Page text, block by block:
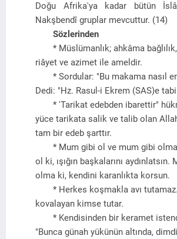
Doğu Afrika'ya kadar bütün
Nakşbendî gruplar mevcuttur. (14)
Sözlerinden
* Müslümanlık; ahkâma
riâyet ve azimet ile ameldir.
* Sordular: "Bu makama nasıl
Dedi: "Hz. Rasul-i Ekrem (SAS)e
* 'Tarikat edebden ibarettir"
yüce tarikata salik ve talib olan
tam bir edeb şarttır.
* Mum gibi ol ve mum gibi
ol ki, ışığın başkalarını aydınlatsın.
olma ki, kendini karanlıkta korsun.
* Herkes koşmakla avı
kovalayan kimse tutar.
* Kendisinden bir keramet
"Bunca günah yükünün altında,